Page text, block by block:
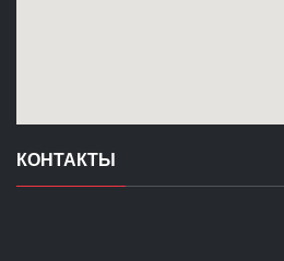
КОНТАКТЫ